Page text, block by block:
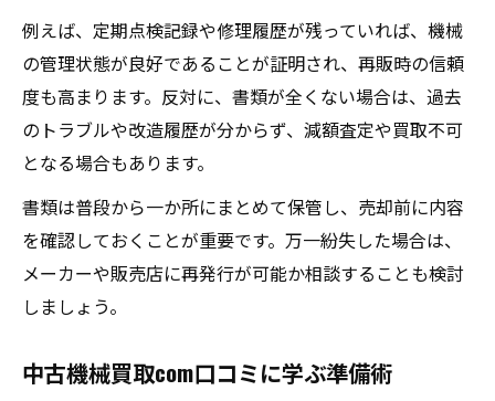
例えば、定期点検記録や修理履歴が残っていれば、機械
の管理状態が良好であることが証明され、再販時の信頼
度も高まります。反対に、書類が全くない場合は、過去
のトラブルや改造履歴が分からず、減額査定や買取不可
となる場合もあります。
書類は普段から一か所にまとめて保管し、売却前に内容
を確認しておくことが重要です。万一紛失した場合は、
メーカーや販売店に再発行が可能か相談することも検討
しましょう。
中古機械買取com口コミに学ぶ準備術